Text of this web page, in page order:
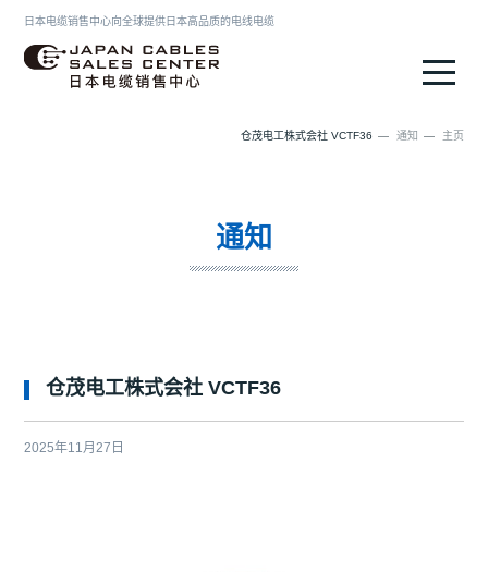
日本电缆销售中心向全球提供日本高品质的电线电缆
主页
通知
仓茂电工株式会社 VCTF36
通知
仓茂电工株式会社 VCTF36
2025年11月27日